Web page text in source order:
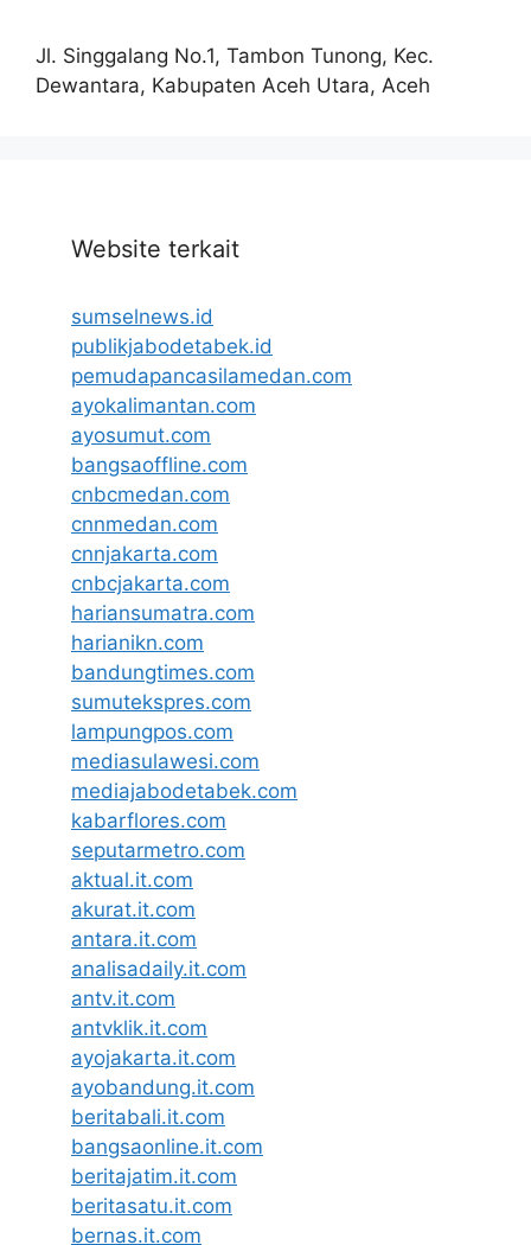
Jl. Singgalang No.1, Tambon Tunong, Kec.
Dewantara, Kabupaten Aceh Utara, Aceh
Website terkait
sumselnews.id
publikjabodetabek.id
pemudapancasilamedan.com
ayokalimantan.com
ayosumut.com
bangsaoffline.com
cnbcmedan.com
cnnmedan.com
cnnjakarta.com
cnbcjakarta.com
hariansumatra.com
harianikn.com
bandungtimes.com
sumutekspres.com
lampungpos.com
mediasulawesi.com
mediajabodetabek.com
kabarflores.com
seputarmetro.com
aktual.it.com
akurat.it.com
antara.it.com
analisadaily.it.com
antv.it.com
antvklik.it.com
ayojakarta.it.com
ayobandung.it.com
beritabali.it.com
bangsaonline.it.com
beritajatim.it.com
beritasatu.it.com
bernas.it.com